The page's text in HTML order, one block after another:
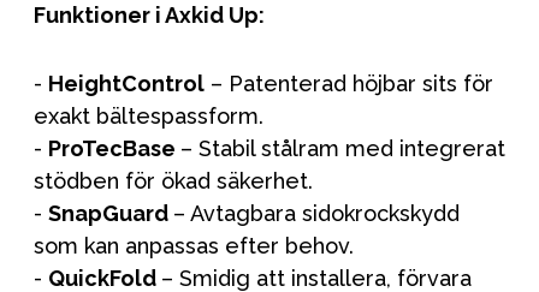
Funktioner i Axkid Up:
- HeightControl – Patenterad höjbar sits för
exakt bältespassform.
- ProTecBase – Stabil stålram med integrerat
stödben för ökad säkerhet.
- SnapGuard – Avtagbara sidokrockskydd
som kan anpassas efter behov.
- QuickFold – Smidig att installera, förvara